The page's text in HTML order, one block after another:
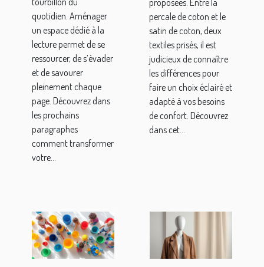
quotidien. Aménager
un espace dédié à la
lecture permet de se
ressourcer, de s’évader
et de savourer
pleinement chaque
page. Découvrez dans
les prochains
paragraphes
comment transformer
votre...
percale de coton et le
satin de coton, deux
textiles prisés, il est
judicieux de connaître
les différences pour
faire un choix éclairé et
adapté à vos besoins
de confort. Découvrez
dans cet...